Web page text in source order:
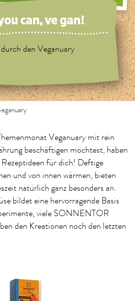
can, ve gan!
den Veganuary
Veganuary mit rein
beschäftigen möchtest, haben
für dich! Deftige
und von innen wärmen, bieten
natürlich ganz besonders an.
bildet eine hervorragende Basis
viele SONNENTOR
den Kreationen noch den letzten